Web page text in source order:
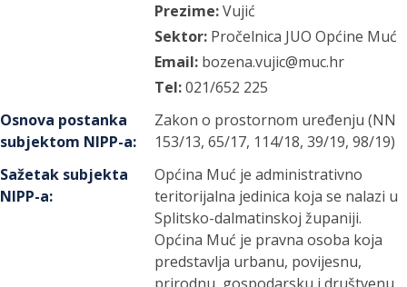
Prezime:Vujić
Sektor: Pročelnica JUO Općine Muć
Email: bozena.vujic@muc.hr
Tel:021/652 225
Osnova postanka
subjektom NIPP-a:
Zakon o prostornom uređenju (NN
153/13, 65/17, 114/18, 39/19, 98/19)
Sažetak subjekta
NIPP-a:
Općina Muć je administrativno
teritorijalna jedinica koja se nalazi u
Splitsko-dalmatinskoj županiji.
Općina Muć je pravna osoba koja
predstavlja urbanu, povijesnu,